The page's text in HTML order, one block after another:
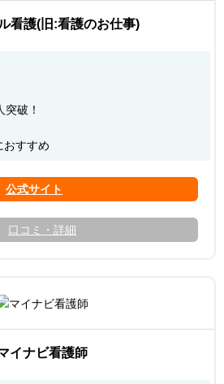
看護(旧:看護のお仕事)
破！
おすすめ
口コミ・詳細
イナビ看護師